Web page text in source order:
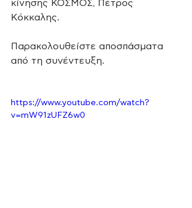
κίνησης ΚΟΣΜΟΣ, Πέτρος
Κόκκαλης.
Παρακολουθείστε αποσπάσματα
από τη συνέντευξη.
https://www.youtube.com/watch?
v=mW91zUFZ6w0